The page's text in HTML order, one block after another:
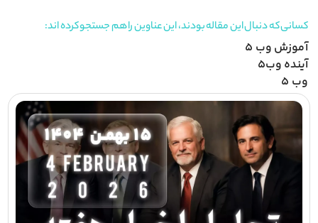
کسانی که دنبال این مقاله بودند، این عناوین را هم جستجو کرده اند:
آموزش وب 5
آینده وب5
وب 5